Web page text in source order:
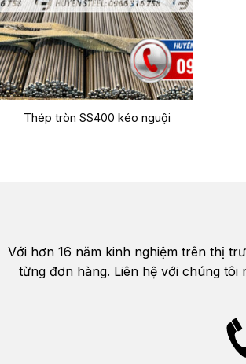
Thép tròn SS400 kéo nguội
Với hơn 16 năm kinh nghiệm trên thị
từng đơn hàng. Liên hệ với chúng tôi